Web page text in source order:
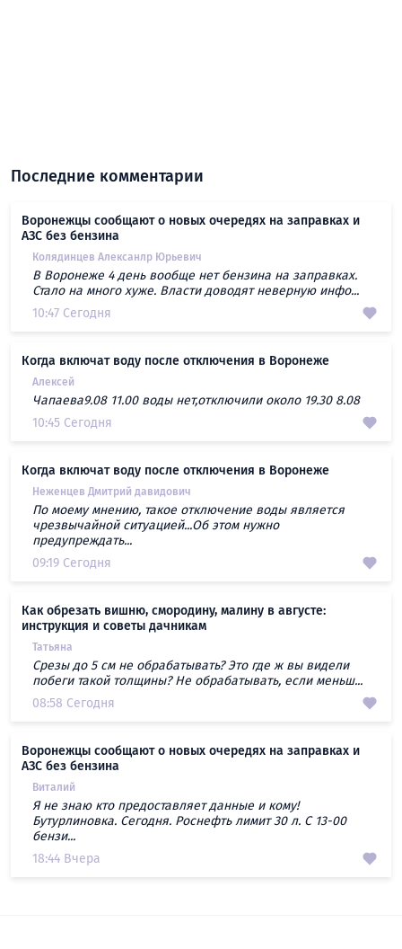
Последние комментарии
Воронежцы сообщают о новых очередях на заправках и
АЗС без бензина
Колядинцев Алексанлр Юрьевич
В Воронеже 4 день вообще нет бензина на заправках.
Стало на много хуже. Власти доводят неверную инфо...
10:47 Сегодня
Когда включат воду после отключения в Воронеже
Алексей
Чапаева9.08 11.00 воды нет,отключили около 19.30 8.08
10:45 Сегодня
Когда включат воду после отключения в Воронеже
Неженцев Дмитрий давидович
По моему мнению, такое отключение воды является
чрезвычайной ситуацией...Об этом нужно
предупреждать...
09:19 Сегодня
Как обрезать вишню, смородину, малину в августе:
инструкция и советы дачникам
Татьяна
Срезы до 5 см не обрабатывать? Это где ж вы видели
побеги такой толщины? Не обрабатывать, если меньш...
08:58 Сегодня
Воронежцы сообщают о новых очередях на заправках и
АЗС без бензина
Виталий
Я не знаю кто предоставляет данные и кому!
Бутурлиновка. Сегодня. Роснефть лимит 30 л. С 13-00
бензи...
18:44 Вчера